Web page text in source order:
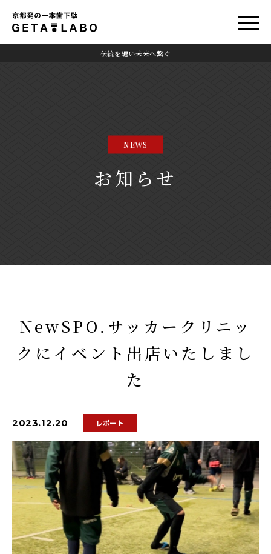
伝統を纏い未来へ繋ぐ
NEWS
お知らせ
NewSPO.サッカークリニッ
クにイベント出店いたしまし
た
2023.12.20 レポート